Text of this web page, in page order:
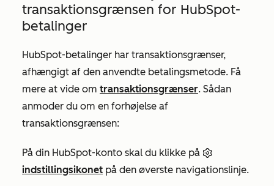
transaktionsgrænsen for HubSpot-
betalinger
HubSpot-betalinger har transaktionsgrænser,
afhængigt af den anvendte betalingsmetode. Få
mere at vide om transaktionsgrænser. Sådan
anmoder du om en forhøjelse af
transaktionsgrænsen:
På din HubSpot-konto skal du klikke på
indstillingsikonet på den øverste navigationslinje.